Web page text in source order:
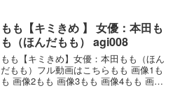
昼職として働く美人OLがイキまくる姿を
もも【キミきめ 】 女優：本田も
も（ほんだもも） agi008
もも【キミきめ】女優：本田もも（ほん
だもも）フル動画はこちらもも 画像1も
も 画像2もも 画像3もも 画像4もも 画像5